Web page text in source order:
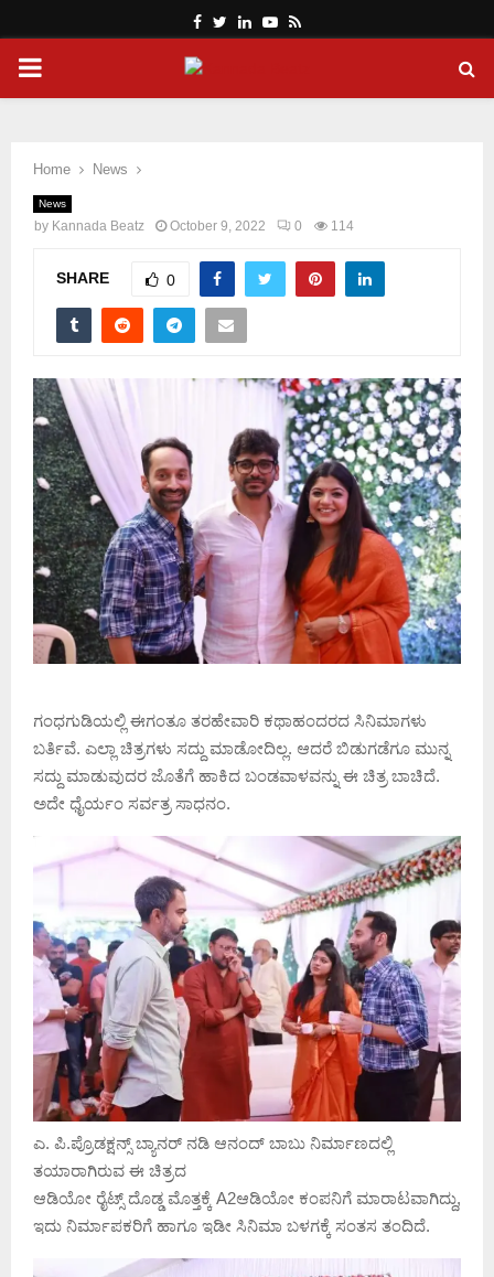
Facebook
Twitter
LinkedinYoutube
Rss
PRIMARY
Home News
News
by Kannada Beatz October 9, 2022 0 114
SHARE 0
ಗಂಧಗುಡಿಯಲ್ಲಿ ಈಗಂತೂ ತರಹೇವಾರಿ ಕಥಾಹಂದರದ ಸಿನಿಮಾಗಳು
ಬರ್ತಿವೆ. ಎಲ್ಲಾ ಚಿತ್ರಗಳು ಸದ್ದು ಮಾಡೋದಿಲ್ಲ. ಆದರೆ ಬಿಡುಗಡೆಗೂ ಮುನ್ನ
ಸದ್ದು ಮಾಡುವುದರ ಜೊತೆಗೆ ಹಾಕಿದ ಬಂಡವಾಳವನ್ನು ಈ ಚಿತ್ರ ಬಾಚಿದೆ.
ಅದೇ ಧೈರ್ಯಂ ಸರ್ವತ್ರ ಸಾಧನಂ.
ಎ. ಪಿ.ಪ್ರೊಡಕ್ಷನ್ಸ್ ಬ್ಯಾನರ್ ನಡಿ ಆನಂದ್ ಬಾಬು ನಿರ್ಮಾಣದಲ್ಲಿ
ತಯಾರಾಗಿರುವ ಈ ಚಿತ್ರದ
ಆಡಿಯೋ ರೈಟ್ಸ್ ದೊಡ್ಡ ಮೊತ್ತಕ್ಕೆ A2ಆಡಿಯೋ ಕಂಪನಿಗೆ ಮಾರಾಟವಾಗಿದ್ದು,
ಇದು ನಿರ್ಮಾಪಕರಿಗೆ ಹಾಗೂ ಇಡೀ ಸಿನಿಮಾ ಬಳಗಕ್ಕೆ ಸಂತಸ ತಂದಿದೆ.